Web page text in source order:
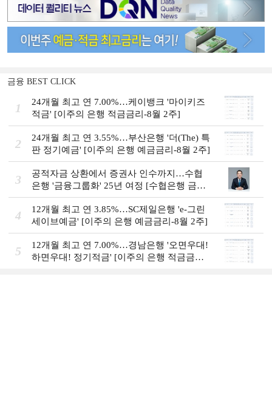
금융 BEST CLICK
1
24개월 최고 연 7.00%…케이뱅크 '마이키즈
적금' [이주의 은행 적금금리-8월 2주]
2
24개월 최고 연 3.55%…부산은행 '더(The) 특
판 정기예금' [이주의 은행 예금금리-8월 2주]
3
공적자금 상환에서 증권사 인수까지…수협
은행 '금융그룹화' 25년 여정 [수협은행 금융
그룹의 꿈①]
4
12개월 최고 연 3.85%…SC제일은행 'e-그린
세이브예금' [이주의 은행 예금금리-8월 2주]
5
12개월 최고 연 7.00%…경남은행 '오면우대!
하면우대! 정기적금' [이주의 은행 적금금